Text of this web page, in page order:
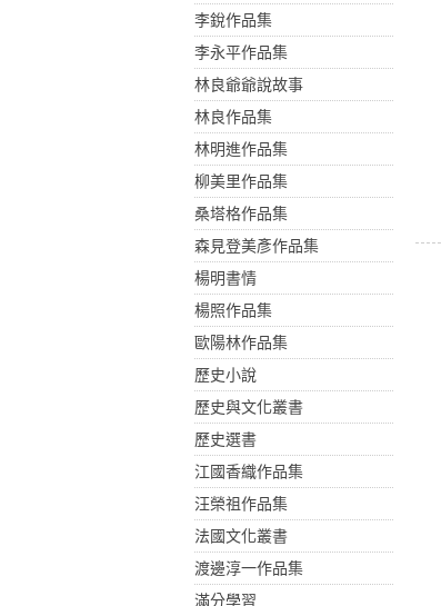
李銳作品集
李永平作品集
林良爺爺說故事
林良作品集
林明進作品集
柳美里作品集
桑塔格作品集
森見登美彥作品集
楊明書情
楊照作品集
歐陽林作品集
歷史小說
歷史與文化叢書
歷史選書
江國香織作品集
汪榮祖作品集
法國文化叢書
渡邊淳一作品集
滿分學習